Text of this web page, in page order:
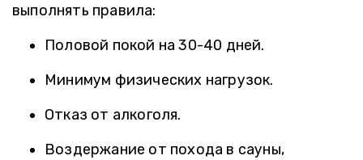
выполнять правила:
Половой покой на 30-40 дней.
Минимум физических нагрузок.
Отказ от алкоголя.
Воздержание от похода в сауны,